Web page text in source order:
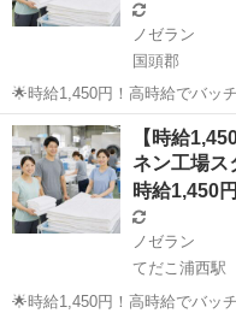
ノゼラン
国頭郡
🌟時給1,450円！高時給でバッチリ稼ぎ
っかり稼ぎたい」 「副業で収
お仕事です。 【080-
沖縄 国頭郡 工場
【時給
ネン工場ス
時給1,450円
ノゼラン
てだこ浦西駅
🌟時給1,450円！高時給でバッチリ稼ぎ